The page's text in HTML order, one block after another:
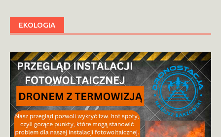
EKOLOGIA